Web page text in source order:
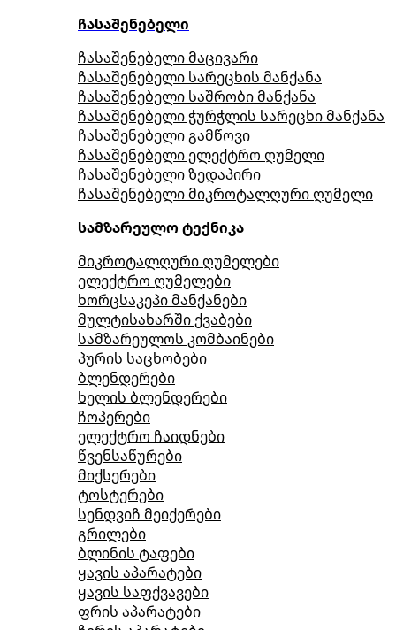
ჩასაშენებელი
ჩასაშენებელი მაცივარი
ჩასაშენებელი სარეცხის მანქანა
ჩასაშენებელი საშრობი მანქანა
ჩასაშენებელი ჭურჭლის სარეცხი მანქანა
ჩასაშენებელი გამწოვი
ჩასაშენებელი ელექტრო ღუმელი
ჩასაშენებელი ზედაპირი
ჩასაშენებელი მიკროტალღური ღუმელი
სამზარეულო ტექნიკა
მიკროტალღური ღუმელები
ელექტრო ღუმელები
ხორცსაკეპი მანქანები
მულტისახარში ქვაბები
სამზარეულოს კომბაინები
პურის საცხობები
ბლენდერები
ხელის ბლენდერები
ჩოპერები
ელექტრო ჩაიდნები
წვენსაწურები
მიქსერები
ტოსტერები
სენდვიჩ მეიქერები
გრილები
ბლინის ტაფები
ყავის აპარატები
ყავის საფქვავები
ფრის აპარატები